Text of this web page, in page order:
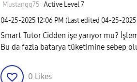
Mustangg75 Active Level 7
‎04-25-202512:06 PM (Last edited ‎04-25-2025
Smart Tutor Cidden işe yarıyor mu?
Bu da fazla batarya tüketimine sebep
0 Likes